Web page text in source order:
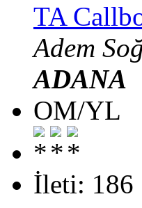
TA
Adem
ADANA
OM/YL
İleti: 186